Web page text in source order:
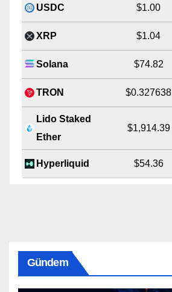
USDC $1.00
XRP $1.04
Solana $74.82
TRON $0.327638
Lido Staked
Ether
$1,914.39
Hyperliquid $54.36
Gündem